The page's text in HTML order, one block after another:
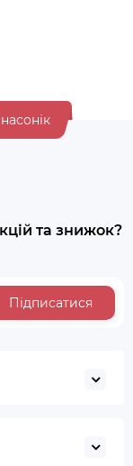
та знижок?
Підписатися